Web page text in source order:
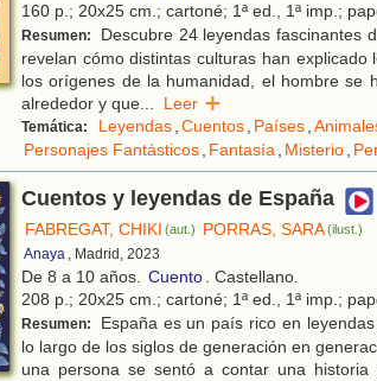
160 p.; 20x25 cm.; cartoné; 1ª ed., 1ª imp.;
Resumen:
Descubre 24 leyendas fascinantes
revelan cómo distintas culturas han
los orígenes de la humanidad, el hombre se
alrededor y que... Leer
Temática: Leyendas,Cuentos, Países,
Personajes Fantásticos, Fantasía, Misterio,
Cuentos y leyendas de España
FABREGAT, CHIKI (aut.) PORRAS, SARA(ilust.)
Anaya , Madrid, 2023
De 8 a 10 años. Cuento. Castellano.
208 p.; 20x25 cm.; cartoné; 1ª ed., 1ª imp.;
Resumen:
España es un país rico en
lo largo de los siglos de generación en
una persona se sentó a contar una